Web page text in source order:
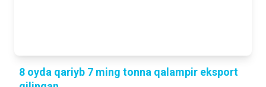
8 oyda qariyb 7 ming tonna qalampir eksport